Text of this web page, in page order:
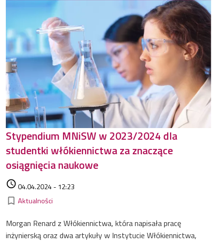
Stypendium MNiSW w 2023/2024 dla
studentki włókiennictwa za znaczące
osiągnięcia naukowe
access_time04.04.2024 - 12:23
bookmark_border Kategorie
Aktualności
Morgan Renard z Włókiennictwa, która napisała pracę
inżynierską oraz dwa artykuły w Instytucie Włókiennictwa,